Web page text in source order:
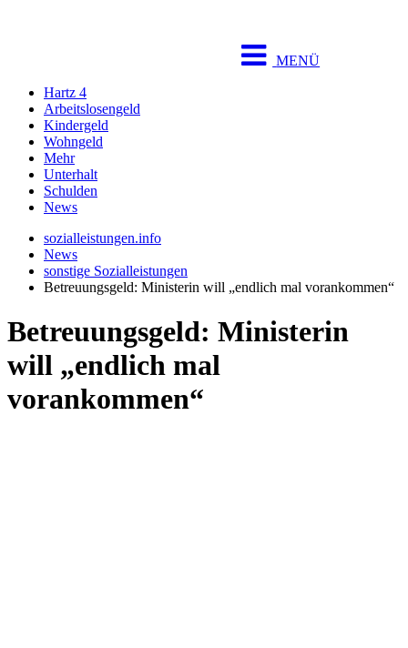
MENÜ
Hartz 4
Arbeitslosengeld
Kindergeld
Wohngeld
Mehr
Unterhalt
Schulden
News
sozialleistungen.info
News
sonstige Sozialleistungen
Betreuungsgeld: Ministerin will „endlich mal vorankommen“
Betreuungsgeld: Ministerin
will „endlich mal
vorankommen“